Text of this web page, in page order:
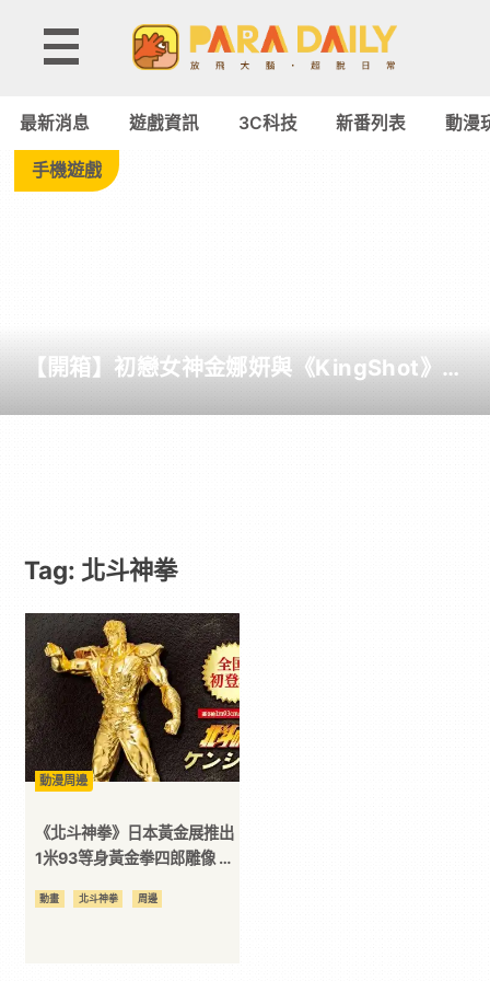
Tag:
斗
-
Paradaily
戲
｜
動
漫
二
次
最新消息 遊戲資訊 3C科技 新番列表 動漫
手機遊戲
【開箱】初戀女神金娜妍與《KingShot》再
Tag: 北斗神拳
動漫周邊
《北斗神拳》日本黃金展推出
1米93等身黃金拳四郎雕像 天
動畫 北斗神拳 周邊